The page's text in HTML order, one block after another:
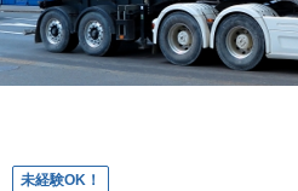
未経験OK！